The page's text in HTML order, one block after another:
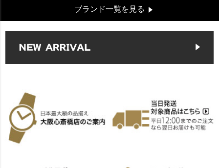
ブランド一覧を見る